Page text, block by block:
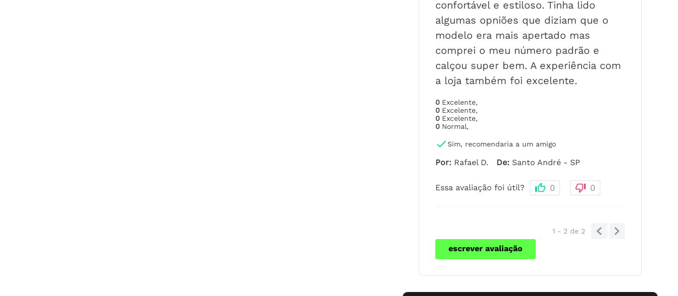
confortável e estiloso. Tinha lido
algumas opniões que diziam que o
modelo era mais apertado mas
comprei o meu número padrão e
calçou super bem. A experiência com
a loja também foi excelente.
0 Excelente,
0 Excelente,
0 Excelente,
0 Normal,
Sim, recomendaria a um amigo
Por: Rafael D. De: Santo André - SP
Essa avaliação foi útil? 0 0
1 - 2 de 2
escrever avaliação